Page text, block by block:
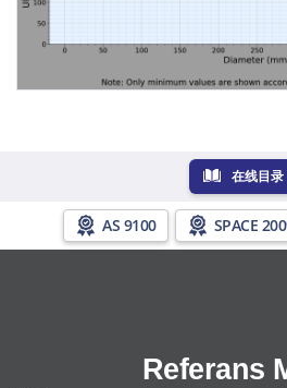
在线目录
AS 9100 SPACE
Referans